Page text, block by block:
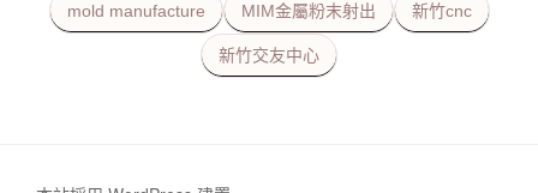
mold manufacture MIM金屬粉末射出 新竹cnc
新竹交友中心